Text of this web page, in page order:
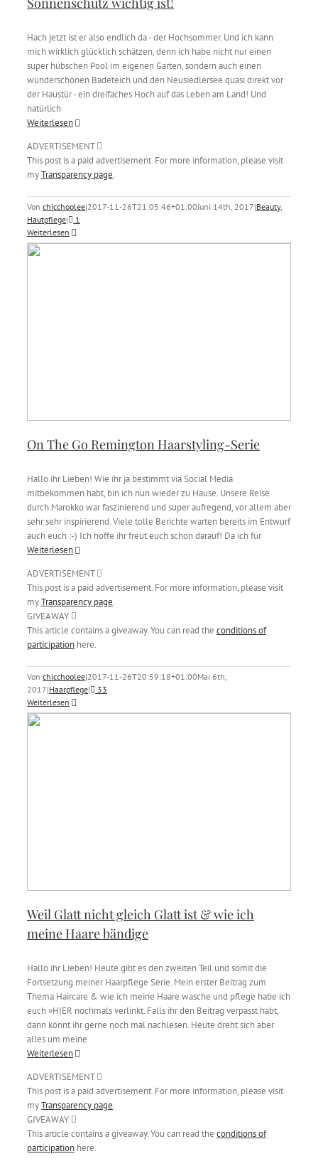
Hach jetzt ist er also endlich da - der Hochsommer. Und ich kann
mich wirklich glücklich schätzen, denn ich habe nicht nur einen
super hübschen Pool im eigenen Garten, sondern auch einen
wunderschönen Badeteich und den Neusiedlersee quasi direkt vor
der Haustür - ein dreifaches Hoch auf das Leben am Land! Und
natürlich
Weiterlesen
ADVERTISEMENT
This post is a paid advertisement. For more information, please visit
myTransparency page.
Von chicchoolee|2017-11-26T21:05:46+01:00Juni 14th, 2017|Beauty,
Hautpflege|
1
Weiterlesen
On The Go Remington Haarstyling-Serie
Hallo ihr Lieben! Wie ihr ja bestimmt via Social Media
mitbekommen habt, bin ich nun wieder zu Hause. Unsere Reise
durch Marokko war faszinierend und super aufregend, vor allem aber
sehr sehr inspirierend. Viele tolle Berichte warten bereits im Entwurf
auch euch :-) Ich hoffe ihr freut euch schon darauf! Da ich für
Weiterlesen
ADVERTISEMENT
This post is a paid advertisement. For more information, please visit
myTransparency page.
GIVEAWAY
This article contains a giveaway. You can read the conditions of
participation here.
Von chicchoolee|2017-11-26T20:59:18+01:00Mai 6th,
2017|Haarpflege|
33
Weiterlesen
Weil Glatt nicht gleich Glatt ist & wie ich
meine Haare bändige
Hallo ihr Lieben! Heute gibt es den zweiten Teil und somit die
Fortsetzung meiner Haarpflege Serie. Mein erster Beitrag zum
Thema Haircare & wie ich meine Haare wasche und pflege habe ich
euch »HIER nochmals verlinkt. Falls ihr den Beitrag verpasst habt,
dann könnt ihr gerne noch mal nachlesen. Heute dreht sich aber
alles um meine
Weiterlesen
ADVERTISEMENT
This post is a paid advertisement. For more information, please visit
myTransparency page.
GIVEAWAY
This article contains a giveaway. You can read the conditions of
participation here.